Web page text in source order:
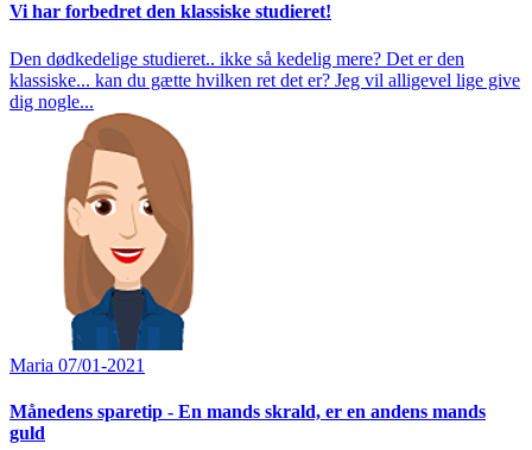
Vi har forbedret den klassiske studieret!
Den dødkedelige studieret.. ikke så kedelig mere? Det er den
klassiske... kan du gætte hvilken ret det er? Jeg vil alligevel lige give
dig nogle...
Maria 07/01-2021
Månedens sparetip - En mands skrald, er en andens mands
guld